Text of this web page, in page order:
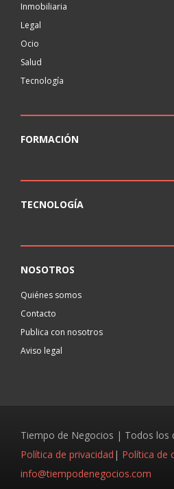
Inmobiliaria
Legal
Ocio
Salud
Tecnología
FORMACIÓN
TECNOLOGÍA
NOSOTROS
Quiénes somos
Contacto
Publica con nosotros
Aviso legal
Tiempo de Negocios | Todos los
Política de privacidad | Política de
info@tiempodenegocios.com